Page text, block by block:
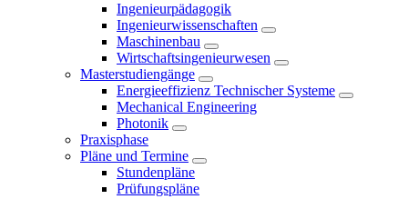
Ingenieurpädagogik
Ingenieurwissenschaften
Maschinenbau
Wirtschaftsingenieurwesen
Masterstudiengänge
Energieeffizienz Technischer Systeme
Mechanical Engineering
Photonik
Praxisphase
Pläne und Termine
Stundenpläne
Prüfungspläne